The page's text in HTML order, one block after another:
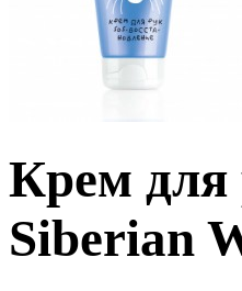
Крем для
Siberian